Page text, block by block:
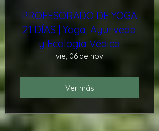
PROFESORADO DE YOGA
21 DÍAS | Yoga, Ayurveda
y Ecología Védica
vie, 06 de nov
Ver más